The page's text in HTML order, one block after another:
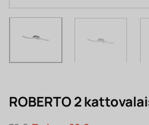
ROBERTO 2